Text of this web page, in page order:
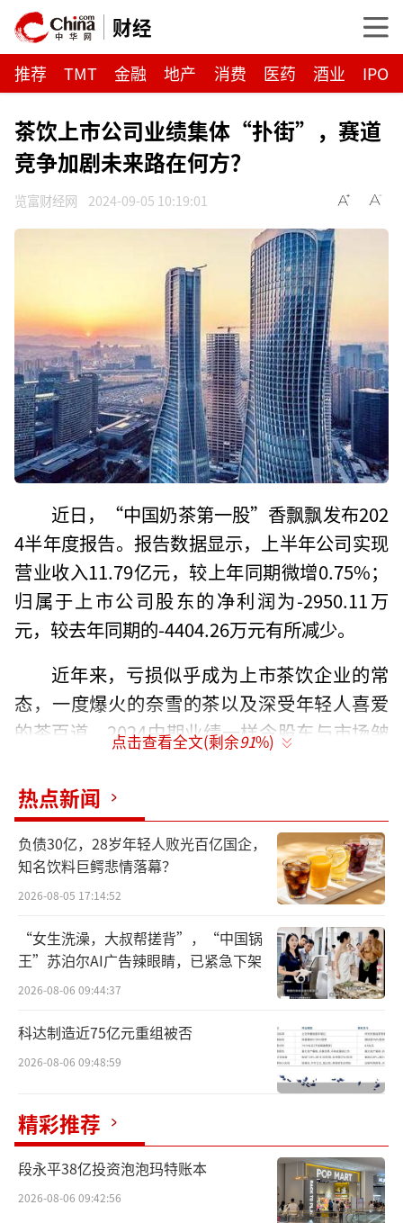
财经
推荐 TMT 金融 地产 消费 医药 酒业 IPO
茶饮上市公司业绩集体“扑街”，赛道
竞争加剧未来路在何方？
览富财经网 2024-09-05 10:19:01
近日，“中国奶茶第一股”香飘飘发布202
4半年度报告。报告数据显示，上半年公司实现
营业收入11.79亿元，较上年同期微增0.75%；
归属于上市公司股东的净利润为-2950.11万
元，较去年同期的-4404.26万元有所减少。
近年来，亏损似乎成为上市茶饮企业的常
态，一度爆火的奈雪的茶以及深受年轻人喜爱
的茶百道，2024中期业绩一样令股东与市场皱
亿元；茶百道营收下滑10%、净利润暴跌近6
0%，销售费用大涨140%。
跨界合作、文化营销、流量代言，以及销
售渠道的多元化似乎都在为茶饮企业的业绩提
供助力，结果却收效甚微。曾经被投资人看好
的茶饮行业怎么就不行了？
茶饮上市公司普遍亏损
近几年，在茶饮行业上市公司中，实现业
绩持续增长的几乎没有。
香飘飘上半年营收近11.8亿，同比增长0.7
5%；净利润亏损近3000万，扣非净利亏损430
0万，同比2023年同期只是减亏，未能完成扭亏
为盈壮举。
点击查看全文(剩余91%)
热点新闻
负债30亿，28岁年轻人败光百亿国企，
知名饮料巨鳄悲情落幕？
2026-08-05 17:14:52
“女生洗澡，大叔帮搓背”，“中国锅
王”苏泊尔AI广告辣眼睛，已紧急下架
2026-08-06 09:44:37
科达制造近75亿元重组被否
2026-08-06 09:48:59
精彩推荐
段永平38亿投资泡泡玛特账本
2026-08-06 09:42:56